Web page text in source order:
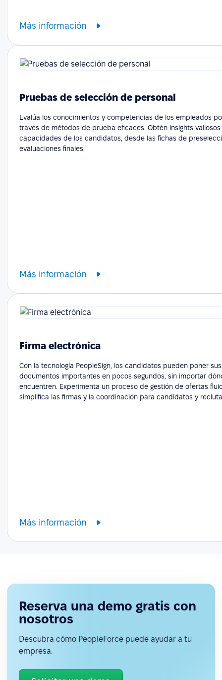
Más información
Pruebas de selección de personal
Evalúa los conocimientos y competencias de los empleados
través de métodos de prueba eficaces. Obtén insights
capacidades de los candidatos, desde las fichas de
evaluaciones finales.
Más información
Firma electrónica
Con la tecnología PeopleSign, los candidatos pueden poner
documentos importantes en pocos segundos, sin importar
encuentren. Experimenta un proceso de gestión de ofertas
simplifica las firmas y la coordinación para candidatos y
Más información
Reserva una demo gratis con
nosotros
Descubra cómo PeopleForce puede ayudar a tu
empresa.